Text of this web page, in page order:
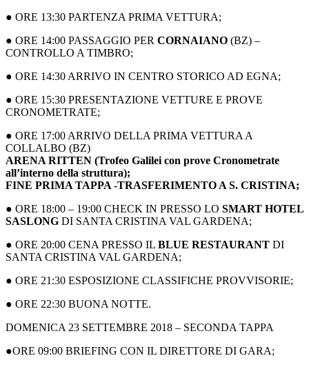
● ORE 13:30 PARTENZA PRIMA VETTURA;
● ORE 14:00 PASSAGGIO PER CORNAIANO (BZ) –
CONTROLLO A TIMBRO;
● ORE 14:30 ARRIVO IN CENTRO STORICO AD EGNA;
● ORE 15:30 PRESENTAZIONE VETTURE E PROVE
CRONOMETRATE;
● ORE 17:00 ARRIVO DELLA PRIMA VETTURA A
COLLALBO (BZ)
ARENA RITTEN (Trofeo Galilei con prove Cronometrate
all’interno della struttura);
FINE PRIMA TAPPA -TRASFERIMENTO A S. CRISTINA;
● ORE 18:00 – 19:00 CHECK IN PRESSO LO SMART HOTEL
SASLONG DI SANTA CRISTINA VAL GARDENA;
● ORE 20:00 CENA PRESSO IL BLUE RESTAURANT DI
SANTA CRISTINA VAL GARDENA;
● ORE 21:30 ESPOSIZIONE CLASSIFICHE PROVVISORIE;
● ORE 22:30 BUONA NOTTE.
DOMENICA 23 SETTEMBRE 2018 – SECONDA TAPPA
●ORE 09:00 BRIEFING CON IL DIRETTORE DI GARA;